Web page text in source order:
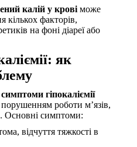
калій у крові може
кількох факторів,
на фоні діареї або
як
симптоми гіпокаліємії
порушенням роботи м’язів,
Основні симптоми:
відчуття тяжкості в